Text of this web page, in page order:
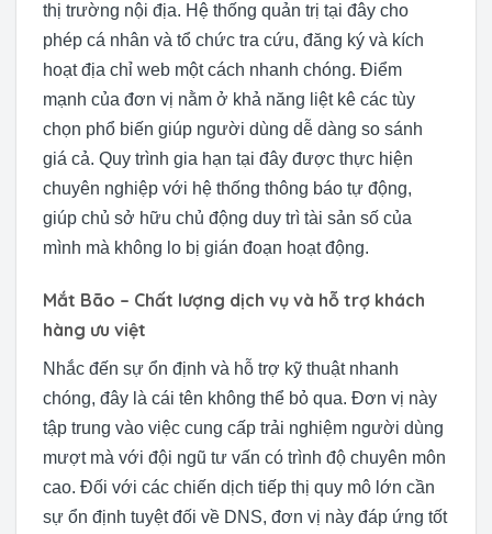
thị trường nội địa. Hệ thống quản trị tại đây cho
phép cá nhân và tổ chức tra cứu, đăng ký và kích
hoạt địa chỉ web một cách nhanh chóng. Điểm
mạnh của đơn vị nằm ở khả năng liệt kê các tùy
chọn phổ biến giúp người dùng dễ dàng so sánh
giá cả. Quy trình gia hạn tại đây được thực hiện
chuyên nghiệp với hệ thống thông báo tự động,
giúp chủ sở hữu chủ động duy trì tài sản số của
mình mà không lo bị gián đoạn hoạt động.
Mắt Bão – Chất lượng dịch vụ và hỗ trợ khách
hàng ưu việt
Nhắc đến sự ổn định và hỗ trợ kỹ thuật nhanh
chóng, đây là cái tên không thể bỏ qua. Đơn vị này
tập trung vào việc cung cấp trải nghiệm người dùng
mượt mà với đội ngũ tư vấn có trình độ chuyên môn
cao. Đối với các chiến dịch tiếp thị quy mô lớn cần
sự ổn định tuyệt đối về DNS, đơn vị này đáp ứng tốt